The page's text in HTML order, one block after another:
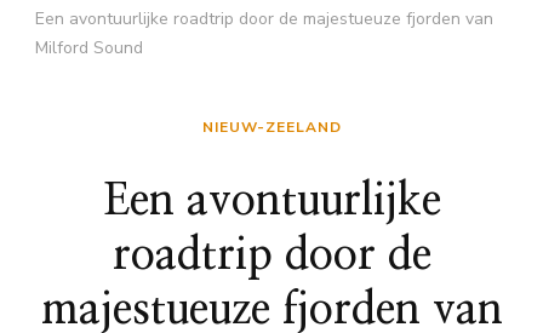
Een avontuurlijke roadtrip door de majestueuze fjorden van
Milford Sound
NIEUW-ZEELAND
Een avontuurlijke
roadtrip door de
majestueuze fjorden van